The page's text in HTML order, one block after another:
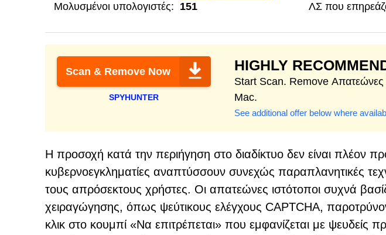
Μολυσμένοι υπολογιστές: 151
ΛΣ που
Scan & Remove Now
SPYHUNTER
HIGHLY
Start Scan. Remove Απατεώνες
Mac.
See additional offer below where
Η προσοχή κατά την περιήγηση στο διαδίκτυο δεν είναι πλέον
κυβερνοεγκληματίες αναπτύσσουν συνεχώς παραπλανητικές
τους απρόσεκτους χρήστες. Οι απατεώνες ιστότοποι συχνά
χειραγώγησης, όπως ψεύτικους ελέγχους CAPTCHA,
κλικ στο κουμπί «Να επιτρέπεται» που εμφανίζεται με ψευδείς